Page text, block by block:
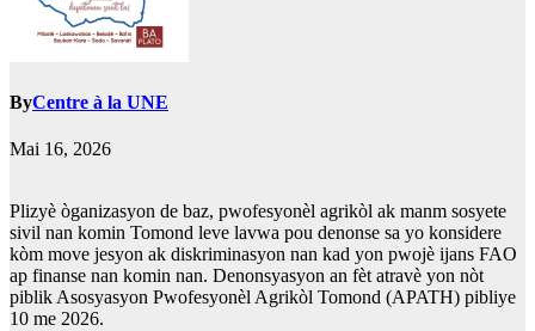
ByCentre à la UNE
Mai 16, 2026
Plizyè òganizasyon de baz, pwofesyonèl agrikòl ak manm sosyete
sivil nan komin Tomond leve lavwa pou denonse sa yo konsidere
kòm move jesyon ak diskriminasyon nan kad yon pwojè ijans FAO
ap finanse nan komin nan. Denonsyasyon an fèt atravè yon nòt
piblik Asosyasyon Pwofesyonèl Agrikòl Tomond (APATH) pibliye
10 me 2026.